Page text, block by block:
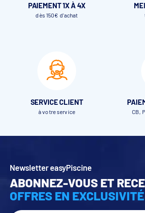
PAIEMENT 1X À 4X
dès 150€ d'achat
SERVICE CLIENT
à votre service CB,
Newsletter easyPiscine
ABONNEZ-VOUS ET
OFFRES EN EXCLUSIVITÉ